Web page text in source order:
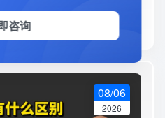
合中产家庭？25万欧元
期规划 - 欧洲身份怎么
多久
08/06
2026
咨询